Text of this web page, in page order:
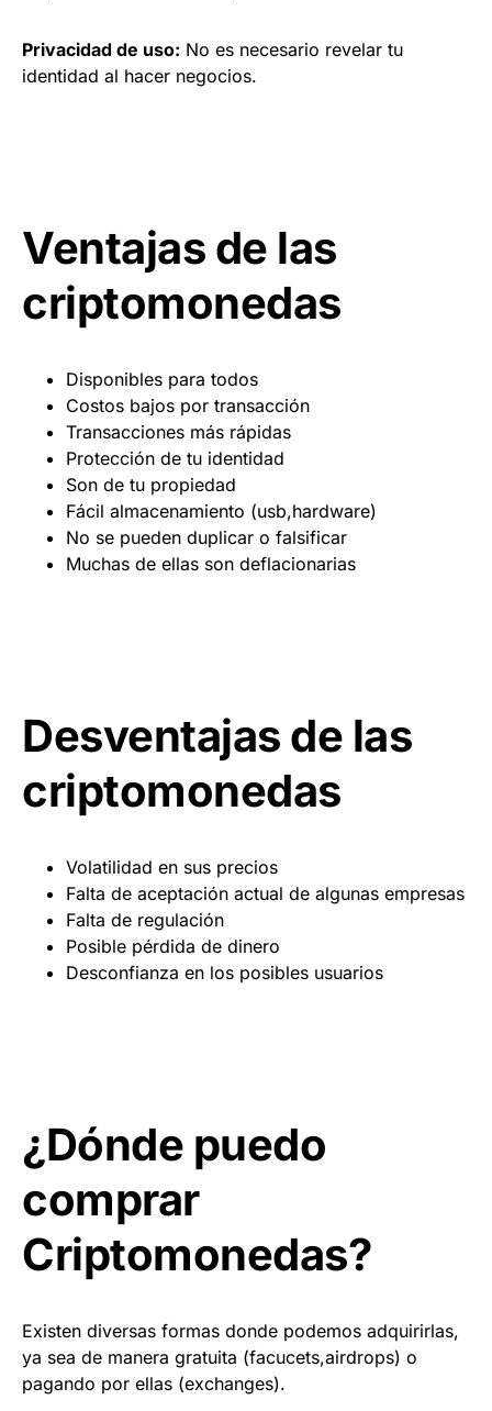
Privacidad de uso: No es necesario revelar tu
identidad al hacer negocios.
Ventajas de las
criptomonedas
Disponibles para todos
Costos bajos por transacción
Transacciones más rápidas
Protección de tu identidad
Son de tu propiedad
Fácil almacenamiento (usb,hardware)
No se pueden duplicar o falsificar
Muchas de ellas son deflacionarias
Desventajas de las
criptomonedas
Volatilidad en sus precios
Falta de aceptación actual de algunas empresas
Falta de regulación
Posible pérdida de dinero
Desconfianza en los posibles usuarios
¿Dónde puedo
comprar
Criptomonedas?
Existen diversas formas donde podemos adquirirlas,
ya sea de manera gratuita (facucets,airdrops) o
pagando por ellas (exchanges).